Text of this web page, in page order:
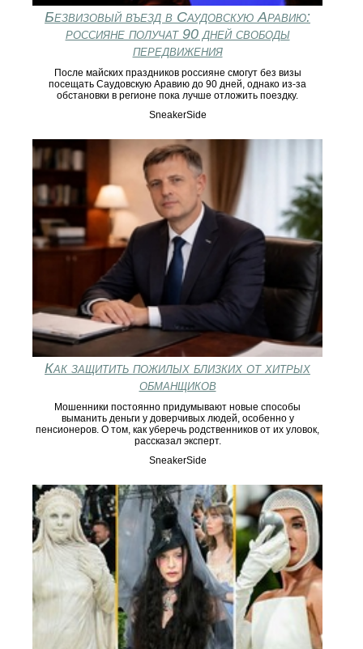
Безвизовый въезд в Саудовскую Аравию:
россияне получат 90 дней свободы
передвижения
После майских праздников россияне смогут без визы
посещать Саудовскую Аравию до 90 дней, однако из-за
обстановки в регионе пока лучше отложить поездку.
SneakerSide
Как защитить пожилых близких от хитрых
обманщиков
Мошенники постоянно придумывают новые способы
выманить деньги у доверчивых людей, особенно у
пенсионеров. О том, как уберечь родственников от их уловок,
рассказал эксперт.
SneakerSide